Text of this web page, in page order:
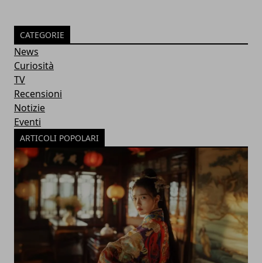
CATEGORIE
News
Curiosità
TV
Recensioni
Notizie
Eventi
ARTICOLI POPOLARI